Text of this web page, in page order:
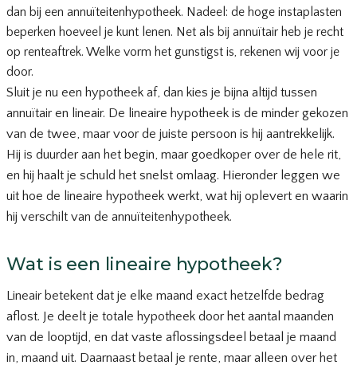
dan bij een annuïteitenhypotheek. Nadeel: de hoge instaplasten
beperken hoeveel je kunt lenen. Net als bij annuïtair heb je recht
op renteaftrek. Welke vorm het gunstigst is, rekenen wij voor je
door.
Sluit je nu een hypotheek af, dan kies je bijna altijd tussen
annuïtair en lineair. De lineaire hypotheek is de minder gekozen
van de twee, maar voor de juiste persoon is hij aantrekkelijk.
Hij is duurder aan het begin, maar goedkoper over de hele rit,
en hij haalt je schuld het snelst omlaag. Hieronder leggen we
uit hoe de lineaire hypotheek werkt, wat hij oplevert en waarin
hij verschilt van de annuïteitenhypotheek.
Wat is een lineaire hypotheek?
Lineair betekent dat je elke maand exact hetzelfde bedrag
aflost. Je deelt je totale hypotheek door het aantal maanden
van de looptijd, en dat vaste aflossingsdeel betaal je maand
in, maand uit. Daarnaast betaal je rente, maar alleen over het